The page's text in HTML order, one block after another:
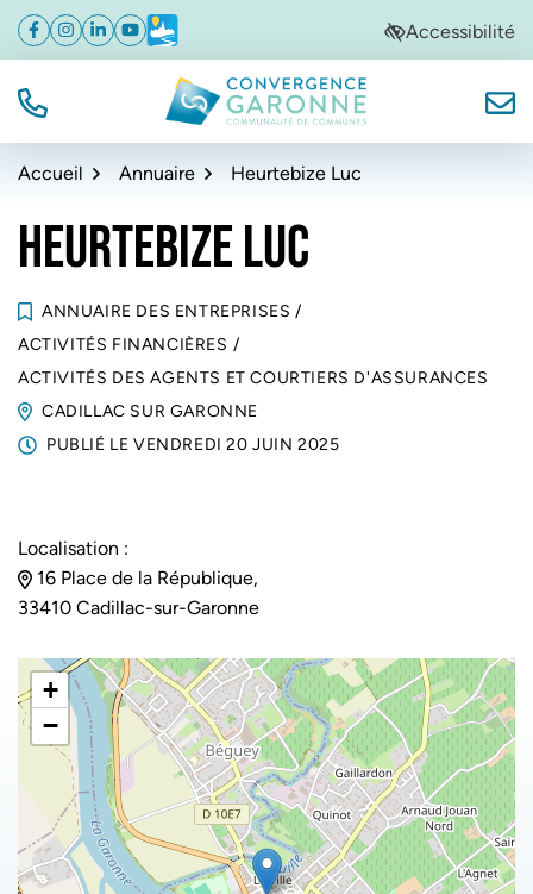
Aller
navigation
Aller
au
Aller
au
de
Facebook
(ouverture dans un nouvel onglet)
Instagram
(ouverture dans un nouvel onglet)
Linkedin
(ouverture dans un nouvel onglet)
YouTube
(ouverture dans un nouvel onglet)
Météo
(ouverture dans un nouvel onglet)Accessibilité
TÉL. Convergence Garonne
Accueil Annuaire Heurtebize Luc
HEURTEBIZE LUC
ANNUAIRE DES ENTREPRISES /
ACTIVITÉS FINANCIÈRES /
ACTIVITÉS DES AGENTS ET COURTIERS D'ASSURANCES
CADILLAC SUR GARONNE
PUBLIÉ LE VENDREDI 20 JUIN 2025
Localisation :
16 Place de la République,
33410 Cadillac-sur-Garonne
+
−